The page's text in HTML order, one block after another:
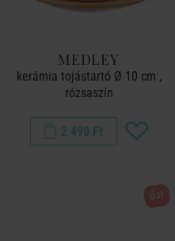
MEDLEY
kerámia tojástartó Ø 10 cm ,
rózsaszín
2 490 Ft
ÚJ!